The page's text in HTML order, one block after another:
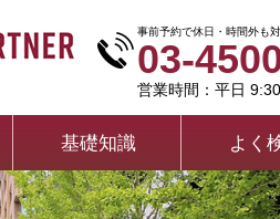
事前予約で休日・時間外も
03-
営業時間：平日
基礎知識 よく